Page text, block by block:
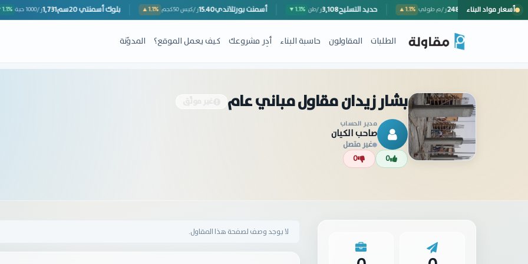
أسعار مواد البناء
سور خارجي (مع المصنعية)248 ر/م طولي ▲1.1% حديد التسليح3,108ر/طن ▼1.1% أسمنت بورتلاندي15.40ر/كيس 50كجم ▲1.1% بلوك أسمنتي 20سم 1,731 ر/1000 حبة
الطلبات المقاولون حاسبة البناء أدِر مشروعك كيف يعمل الموقع؟ المدوّنة
بشار زيدان مقاول مباني عام
مدير الحساب
صاحب الكيان
غير متصل
0
0
لا يوجد وصف لصفحة هذا المقاول.